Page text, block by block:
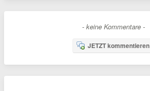
- keine Kommentare -
JETZT kommentieren